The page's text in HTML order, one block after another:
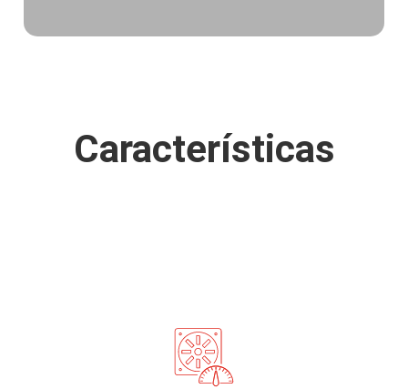
Características